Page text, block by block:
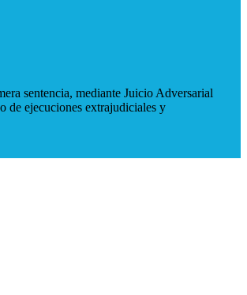
sentencia, mediante Juicio Adversarial
de ejecuciones extrajudiciales y